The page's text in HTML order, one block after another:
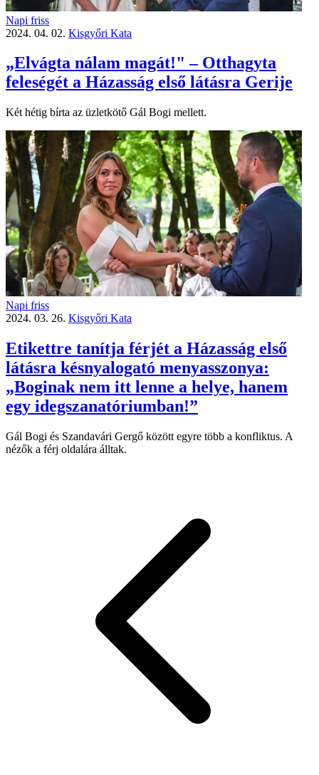
Napi friss
2024. 04. 02. Kisgyőri Kata
„Elvágta nálam magát!" – Otthagyta
feleségét a Házasság első látásra Gerije
Két hétig bírta az üzletkötő Gál Bogi mellett.
Napi friss
2024. 03. 26. Kisgyőri Kata
Etikettre tanítja férjét a Házasság első
látásra késnyalogató menyasszonya:
„Boginak nem itt lenne a helye, hanem
egy idegszanatóriumban!”
Gál Bogi és Szandavári Gergő között egyre több a konfliktus. A
nézők a férj oldalára álltak.